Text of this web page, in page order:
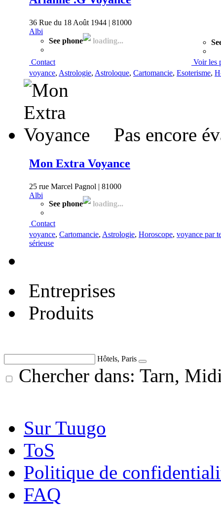
36 Rue du 18 Août 1944 | 81000
Albi
See phone
loading...
Contact
Voir les
voyance, Astrologie, Astroloque, Cartomancie, Esoterisme,
Pas encore
Mon Extra Voyance
25 rue Marcel Pagnol | 81000
Albi
See phone
loading...
Contact
voyance, Cartomancie, Astrologie, Horoscope, voyance par
sérieuse
Entreprises
Produits
Hôtels, Paris
Chercher dans: Tarn,
Sur Tuugo
ToS
Politique de
FAQ